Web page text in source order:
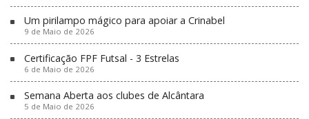
Um pirilampo mágico para apoiar a Crinabel
9 de Maio de 2026
Certificação FPF Futsal - 3 Estrelas
6 de Maio de 2026
Semana Aberta aos clubes de Alcântara
5 de Maio de 2026